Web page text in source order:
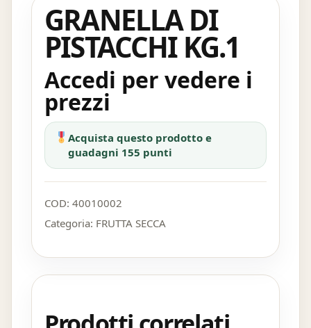
GRANELLA DI
PISTACCHI KG.1
Accedi per vedere i
prezzi
Acquista questo prodotto e
guadagni 155 punti
COD: 40010002
Categoria: FRUTTA SECCA